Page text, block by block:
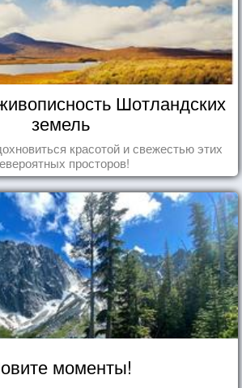
Шотландских
земель
красотой и свежестью этих
просторов!
моменты!